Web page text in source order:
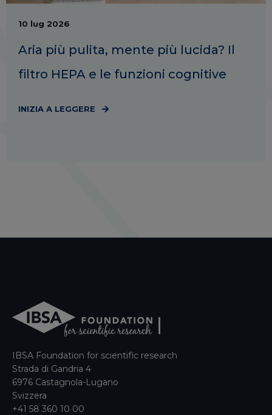
10 lug 2026
Aria più pulita, mente più lucida? Il
filtro HEPA e le funzioni cognitive
INIZIA A LEGGERE
IBSA Foundation for scientific research
Strada di Gandria 4
6976 Castagnola-Lugano
Svizzera
+41 58 360 10 00